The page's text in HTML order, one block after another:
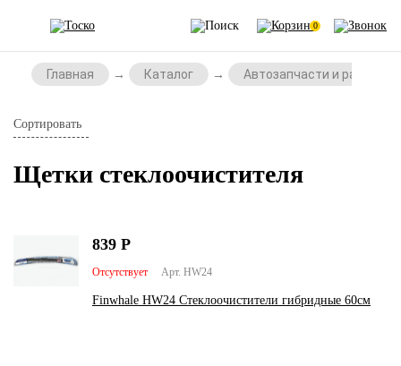
0
Главная Каталог Автозапчасти и
Сортировать
Щетки стеклоочистителя
Арт. HW24
Отсутствует
Finwhale HW24 Стеклоочистители гибридные 60см
839 Р